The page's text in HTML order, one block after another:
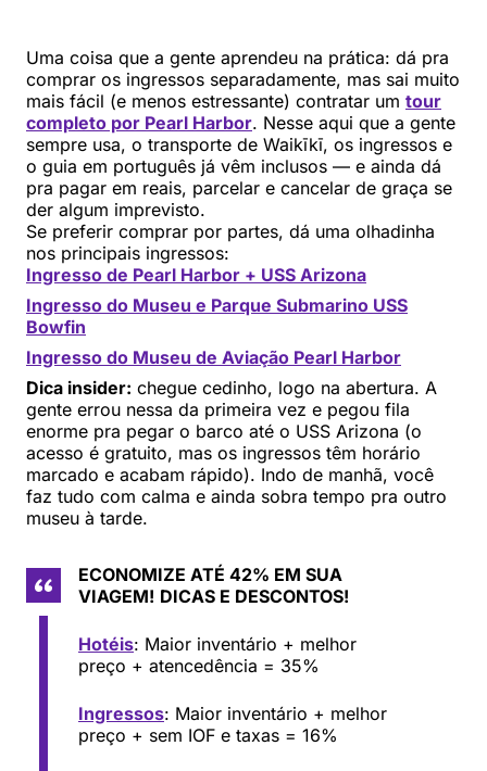
Uma coisa que a gente aprendeu na prática: dá pra
comprar os ingressos separadamente, mas sai muito
mais fácil (e menos estressante) contratar um tour
completo por Pearl Harbor. Nesse aqui que a gente
sempre usa, o transporte de Waikīkī, os ingressos e
o guia em português já vêm inclusos — e ainda dá
pra pagar em reais, parcelar e cancelar de graça se
der algum imprevisto.
Se preferir comprar por partes, dá uma olhadinha
nos principais ingressos:
Ingresso de Pearl Harbor + USS Arizona
Ingresso do Museu e Parque Submarino USS
Bowfin
Ingresso do Museu de Aviação Pearl Harbor
Dica insider: chegue cedinho, logo na abertura. A
gente errou nessa da primeira vez e pegou fila
enorme pra pegar o barco até o USS Arizona (o
acesso é gratuito, mas os ingressos têm horário
marcado e acabam rápido). Indo de manhã, você
faz tudo com calma e ainda sobra tempo pra outro
museu à tarde.
ECONOMIZE ATÉ 42% EM SUA
VIAGEM! DICAS E DESCONTOS!
Hotéis: Maior inventário + melhor
preço + atencedência = 35%
Ingressos: Maior inventário + melhor
preço + sem IOF e taxas = 16%